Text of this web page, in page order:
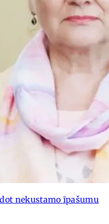
nekustamo īpašumu